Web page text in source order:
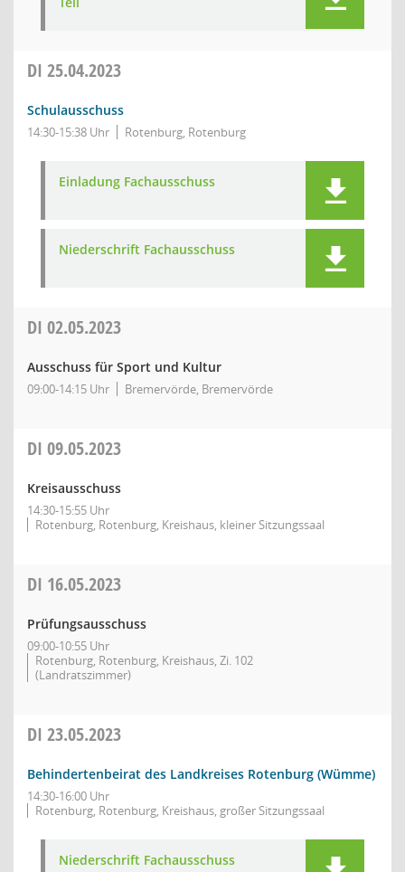
DI 25.04.2023
Schulausschuss
14:30-15:38 Uhr Rotenburg, Rotenburg
Einladung Fachausschuss
Niederschrift Fachausschuss
DI 02.05.2023
Ausschuss für Sport und Kultur
09:00-14:15 Uhr Bremervörde, Bremervörde
DI 09.05.2023
Kreisausschuss
14:30-15:55 Uhr
Rotenburg, Rotenburg, Kreishaus, kleiner Sitzungssaal
DI 16.05.2023
Prüfungsausschuss
09:00-10:55 Uhr
Rotenburg, Rotenburg, Kreishaus, Zi. 102
(Landratszimmer)
DI 23.05.2023
Behindertenbeirat des Landkreises Rotenburg (Wümme)
14:30-16:00 Uhr
Rotenburg, Rotenburg, Kreishaus, großer Sitzungssaal
Niederschrift Fachausschuss